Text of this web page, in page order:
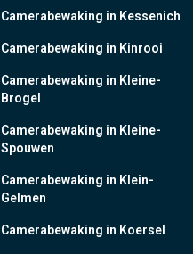
Camerabewaking in Kessenich
Camerabewaking in Kinrooi
Camerabewaking in Kleine-
Brogel
Camerabewaking in Kleine-
Spouwen
Camerabewaking in Klein-
Gelmen
Camerabewaking in Koersel